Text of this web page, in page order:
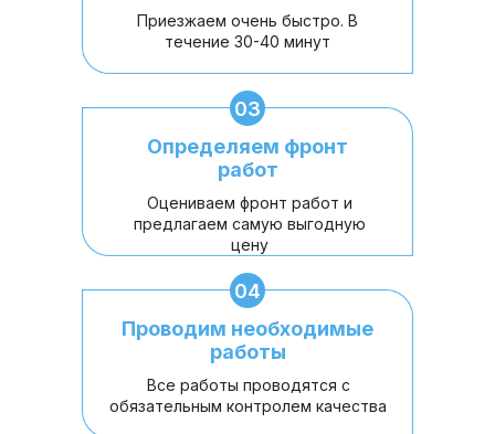
Приезжаем очень быстро. В
течение 30-40 минут
Определяем фронт
работ
03
Оцениваем фронт работ и
предлагаем самую выгодную
цену
Проводим необходимые
работы
04
Все работы проводятся с
обязательным контролем качества